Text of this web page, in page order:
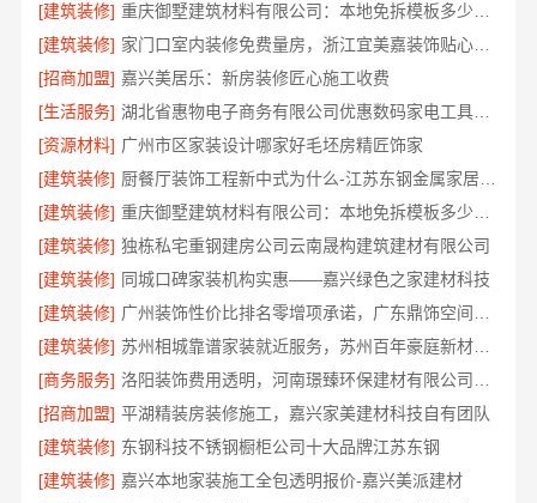
[建筑装修]
[建筑装修]
家门口室内装修免费量房，浙江宜美嘉装饰贴心服务
[招商加盟] 嘉兴美居乐：新房装修匠心施工收费
[生活服务]
湖北省惠物电子商务有限公司优惠数码家电工具价格
[资源材料] 广州市区家装设计哪家好毛坯房精匠饰家
[建筑装修]
[建筑装修]
[建筑装修] 独栋私宅重钢建房公司云南晟构建筑建材有限公司
[建筑装修] 同城口碑家装机构实惠——嘉兴绿色之家建材科技
[建筑装修]
[建筑装修]
苏州相城靠谱家装就近服务，苏州百年豪庭新材料有限公司快速响应
[商务服务]
[招商加盟] 平湖精装房装修施工，嘉兴家美建材科技自有团队
[建筑装修] 东钢科技不锈钢橱柜公司十大品牌江苏东钢
[建筑装修] 嘉兴本地家装施工全包透明报价-嘉兴美派建材